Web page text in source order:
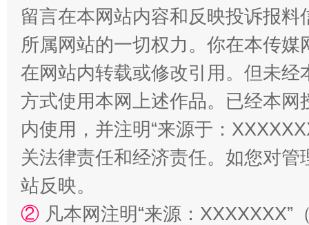
规模最大的光氢储一体化项目 走
留言在本网站内容和反映投诉报
所属网站的一切权力。你在本传
在网站内转载或修改引用。但未
方式使用本网上述作品。已经本
内使用，并注明“来源于：
关法律责任和经济责任。如您对
站反映。
② 凡本网注明“来源：